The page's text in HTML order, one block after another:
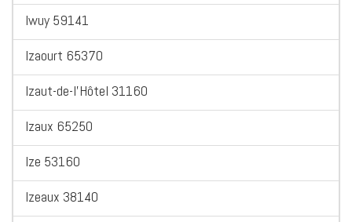
Iwuy 59141
Izaourt 65370
Izaut-de-l'Hôtel 31160
Izaux 65250
Ize 53160
Izeaux 38140